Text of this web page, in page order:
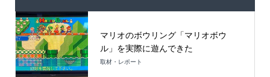
マリオのボウリング「マリオボウ
ル」を実際に遊んできた
取材・レポート